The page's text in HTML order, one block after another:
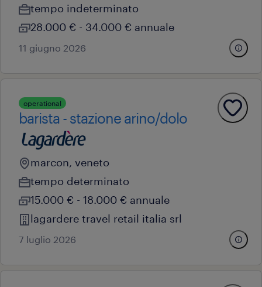
tempo indeterminato
28.000 € - 34.000 € annuale
11 giugno 2026
operational
barista - stazione arino/dolo
marcon, veneto
tempo determinato
15.000 € - 18.000 € annuale
lagardere travel retail italia srl
7 luglio 2026